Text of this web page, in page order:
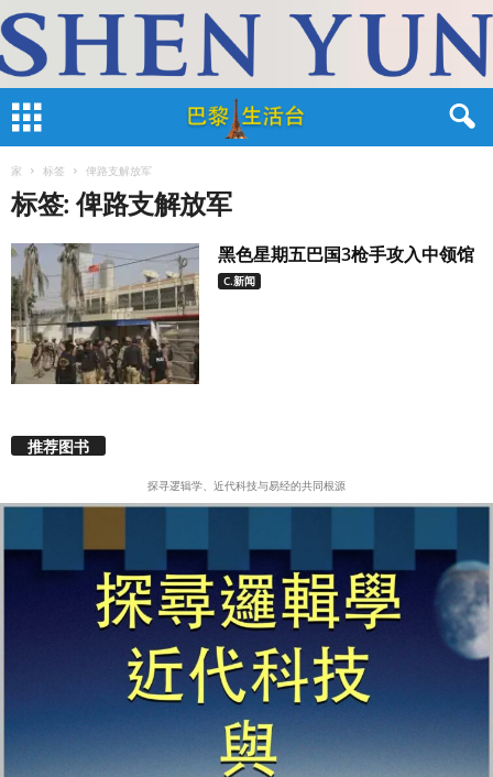
家 标签 俾路支解放军
标签: 俾路支解放军
黑色星期五巴国3枪手攻入中领馆
C.新闻
推荐图书
探寻逻辑学、近代科技与易经的共同根源